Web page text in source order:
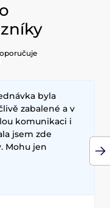
byla
zabalené a v
komunikaci i
jsem zde
Mohu jen